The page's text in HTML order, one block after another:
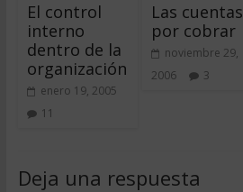
El control
interno
dentro de la
organización
enero 19, 2005
11
Las cuentas
por cobrar
noviembre 29,
2006
3
Deja una respuesta